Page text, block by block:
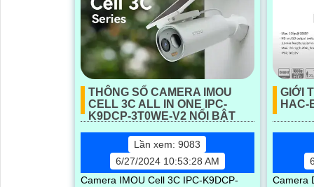
THÔNG SỐ CAMERA IMOU
CELL 3C ALL IN ONE IPC-
K9DCP-3T0WE-V2 NỔI BẬT
Lần xem: 9083
6/27/2024 10:53:28 AM
Camera IMOU Cell 3C IPC-K9DCP-
GIỚI
HAC-
Camera